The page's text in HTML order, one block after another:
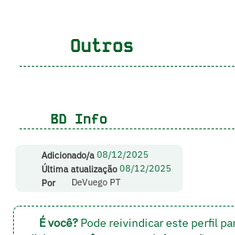
Outros
BD Info
Adicionado/a 08/12/2025
Última atualização 08/12/2025
Por
DeVuego PT
É você?Pode reivindicar este perfil